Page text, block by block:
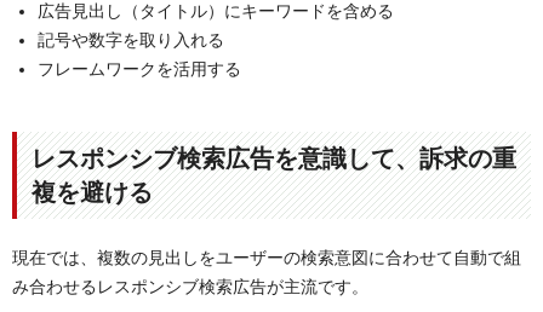
広告見出し（タイトル）にキーワードを含める
記号や数字を取り入れる
フレームワークを活用する
レスポンシブ検索広告を意識して、訴求の重
複を避ける
現在では、複数の見出しをユーザーの検索意図に合わせて自動で組
み合わせるレスポンシブ検索広告が主流です。